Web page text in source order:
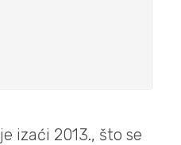
izaći 2013., što se